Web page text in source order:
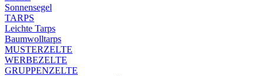
Sonnensegel
TARPS
Leichte Tarps
Baumwolltarps
MUSTERZELTE
WERBEZELTE
GRUPPENZELTE